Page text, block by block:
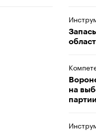
на
партии